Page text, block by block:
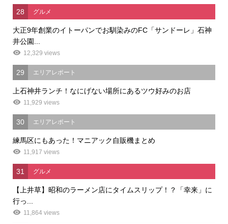
28 グルメ
大正9年創業のイトーパンでお馴染みのFC「サンドーレ」石神
井公園...
12,329 views
29 エリアレポート
上石神井ランチ！なにげない場所にあるツウ好みのお店
11,929 views
30 エリアレポート
練馬区にもあった！マニアック自販機まとめ
11,917 views
31 グルメ
【上井草】昭和のラーメン店にタイムスリップ！？「幸来」に
行っ...
11,864 views